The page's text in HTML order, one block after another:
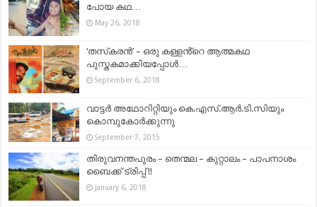
പോയ കഥ…
May 26, 2018
‘തസ്‌കരന്‍’ – ഒരു കള്ളൻ്റെ ആത്മകഥ
പുസ്തകമാക്കിയപ്പോൾ…
September 6, 2018
വാട്ടര്‍ അഥോറിറ്റിയും കെ.എസ്‌.ആര്‍.ടി.സിയും
കൊമ്പുകോര്‍ക്കുന്നു
September 7, 2015
തിരുവനന്തപുരം – തെന്മല – കുറ്റാലം – പാപനാശം
ബൈക്ക് ട്രിപ്പ് !!
January 6, 2018